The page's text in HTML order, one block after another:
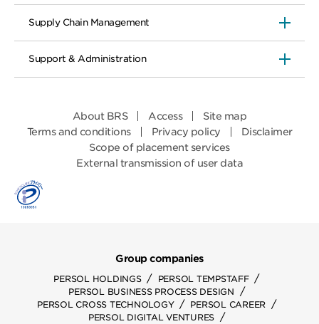
Supply Chain Management
Support & Administration
About BRS Access
Site map
Terms and conditions
Privacy policy
Disclaimer
Scope of placement services
External transmission of user data
Group companies
PERSOL HOLDINGS / PERSOL TEMPSTAFF /
PERSOL BUSINESS PROCESS DESIGN /
PERSOL CROSS TECHNOLOGY / PERSOL CAREER /
PERSOL DIGITAL VENTURES /